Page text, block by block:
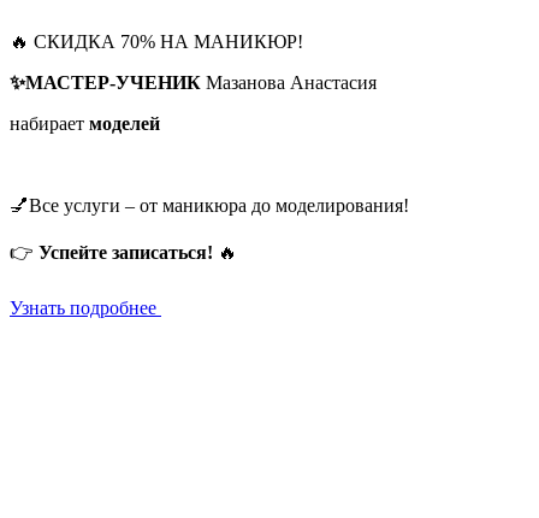
🔥 СКИДКА 70% НА МАНИКЮР!
✨МАСТЕР-УЧЕНИК Мазанова Анастасия
набирает моделей
💅Все услуги – от маникюра до моделирования!
👉 Успейте записаться! 🔥
Узнать подробнее